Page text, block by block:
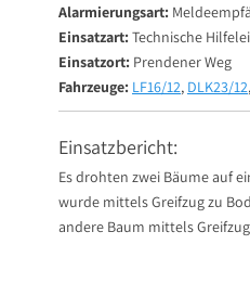
Alarmierungsart:
Einsatzart: Technische
Einsatzort: Prendener Weg
Fahrzeuge: LF16/12, DLK23/12,
Einsatzbericht:
Es drohten zwei Bäume auf
wurde mittels Greifzug zu
andere Baum mittels